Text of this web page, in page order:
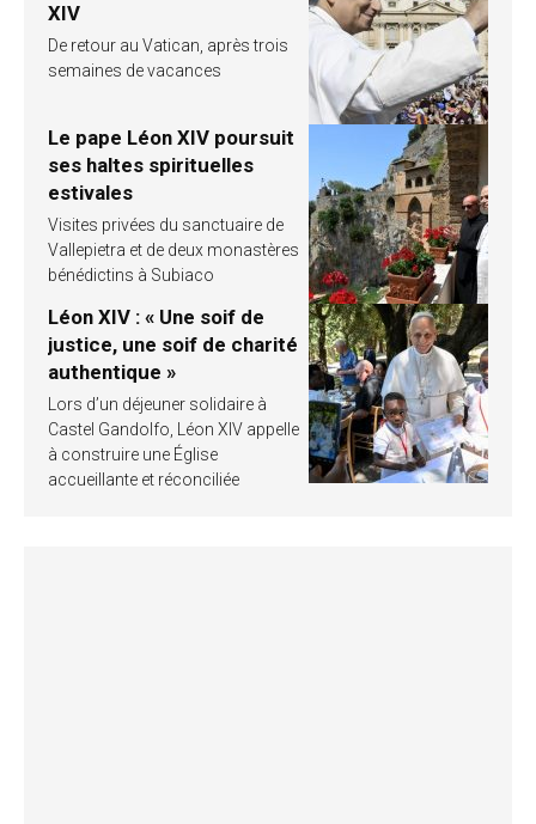
XIV
De retour au Vatican, après trois
semaines de vacances
Le pape Léon XIV poursuit
ses haltes spirituelles
estivales
Visites privées du sanctuaire de
Vallepietra et de deux monastères
bénédictins à Subiaco
Léon XIV : « Une soif de
justice, une soif de charité
authentique »
Lors d’un déjeuner solidaire à
Castel Gandolfo, Léon XIV appelle
à construire une Église
accueillante et réconciliée